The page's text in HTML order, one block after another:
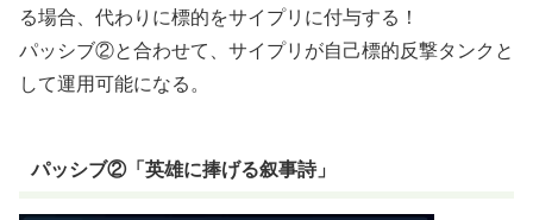
る場合、代わりに標的をサイプリに付与する！
パッシブ②と合わせて、サイプリが自己標的反撃タンクと
して運用可能になる。
パッシブ②「英雄に捧げる叙事詩」